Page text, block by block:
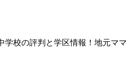
学校の評判と学区情報！地元ママ